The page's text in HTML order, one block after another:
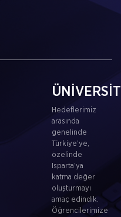
Hedeflerimiz
arasında
genelinde
Türkiye’ye,
özelinde
Isparta’ya
katma değer
oluşturmayı
amaç edindik.
Öğrencilerimize